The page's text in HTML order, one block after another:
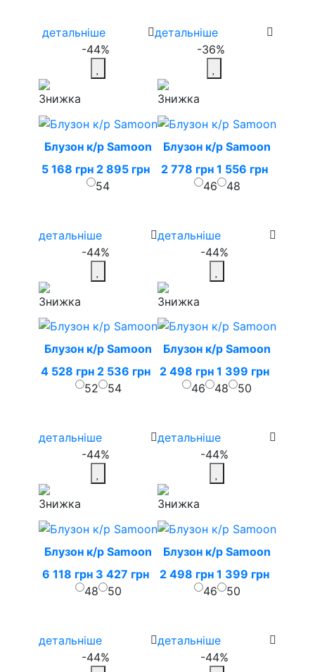
детальніше
-44%
детальніше
-36%
Блузон к/р Samoon
5 168 грн 2 895 грн
54
детальніше
-44%
Блузон к/р Samoon
2 778 грн 1 556 грн
46
48
детальніше
-44%
Блузон к/р Samoon
4 528 грн 2 536 грн
52
54
детальніше
-44%
Блузон к/р Samoon
2 498 грн 1 399 грн
46
48 50
детальніше
-44%
Блузон к/р Samoon
6 118 грн 3 427 грн
48
50
детальніше
-44%
Блузон к/р Samoon
2 498 грн 1 399 грн
46
50
детальніше
-44%